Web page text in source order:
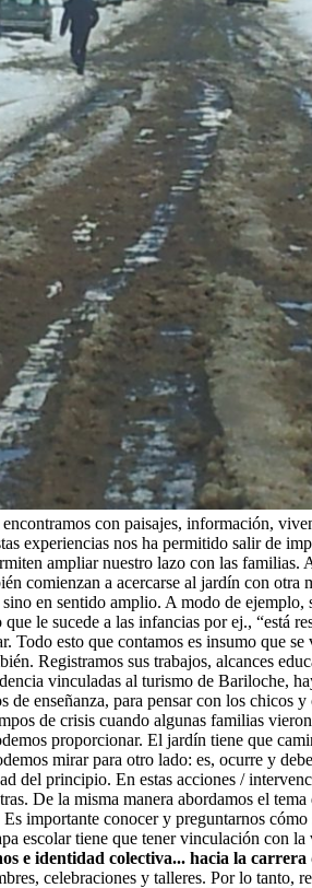
con paisajes, información,
experiencias nos ha permitido salir de
ampliar nuestro lazo con las
comienzan a acercarse al jardín con
en sentido amplio. A modo de
le sucede a las infancias por ej.,
Todo esto que contamos es insumo que
Registramos sus trabajos, alcances
vinculadas al turismo de Bariloche,
enseñanza, para pensar con los
de crisis cuando algunas familias
proporcionar. El jardín tiene que
mirar para otro lado: es, ocurre y
principio. En estas acciones /
De la misma manera abordamos el
importante conocer y preguntarnos
escolar tiene que tener vinculación con
e identidad colectiva... hacia la
celebraciones y talleres. Por lo tanto,